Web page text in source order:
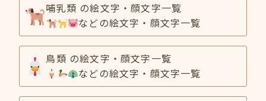
哺乳類 の絵文字・顔文字一覧
などの絵文字・顔文字一覧
鳥類 の絵文字・顔文字一覧
などの絵文字・顔文字一覧